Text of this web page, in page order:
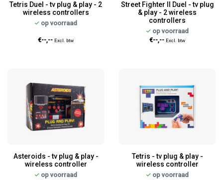
Tetris Duel - tv plug & play - 2
wireless controllers
op voorraad
€--,-- Excl. btw
Street Fighter II Duel - tv plug
& play - 2 wireless
controllers
op voorraad
€--,-- Excl. btw
Asteroids - tv plug & play -
wireless controller
op voorraad
Tetris - tv plug & play -
wireless controller
op voorraad